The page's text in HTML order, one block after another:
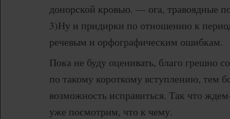
донорской кровью. — ога, травоядные
3)Ну и придирки по отношению к
речевым и орфографическим ошибкам.
Пока не буду оценивать, благо грешно
по такому короткому вступлению, тем
возможность исправиться. Так что
уже посмотрим, что к чему.